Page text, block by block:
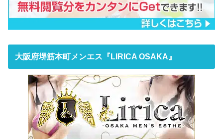
大阪府堺筋本町メンエス『LIRICA OSAKA』